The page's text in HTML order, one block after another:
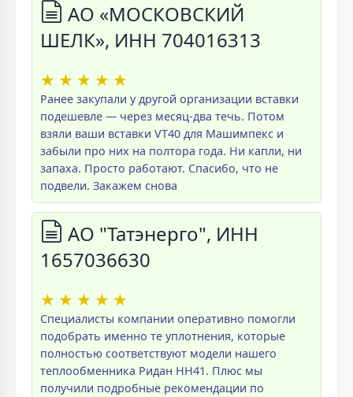
АО «МОСКОВСКИЙ
ШЕЛК», ИНН 704016313
★ ★ ★ ★ ★
Ранее закупали у другой организации вставки
подешевле — через месяц-два течь. Потом
взяли ваши вставки VT40 для Машимпекс и
забыли про них на полтора года. Ни капли, ни
запаха. Просто работают. Спасибо, что не
подвели. Закажем снова
АО "Татэнерго", ИНН
1657036630
★ ★ ★ ★ ★
Специалисты компании оперативно помогли
подобрать именно те уплотнения, которые
полностью соответствуют модели нашего
теплообменника Ридан НН41. Плюс мы
получили подробные рекомендации по